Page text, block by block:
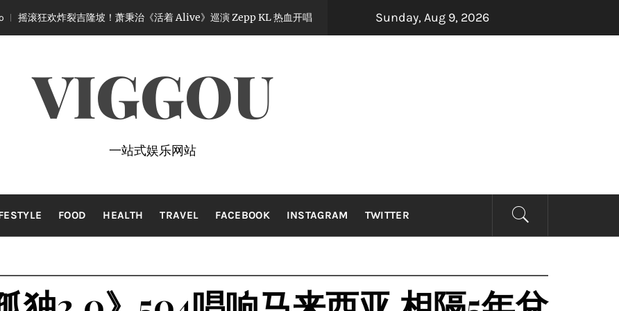
炸裂吉隆坡！萧秉治《活着 Alive》巡演 Zepp KL 热血开唱 2 months ago 四大印尼金曲制造机Dadali、Repvblik、Armada及
Sunday, Aug 9, 2026
VIGGOU
一站式娱乐网站
FOOD HEALTH TRAVEL FACEBOOK INSTAGRAM TWITTER